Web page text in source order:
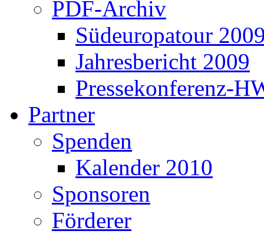
PDF-Archiv
Südeuropatour
Jahresbericht 2009
Pressekonferenz-
Partner
Spenden
Kalender 2010
Sponsoren
Förderer